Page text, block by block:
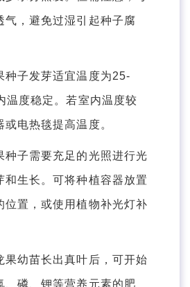
气，避免过湿引起种子腐
子发芽适宜温度为25-
度稳定。若室内温度较
电热毯提高温度。
子需要充足的光照进行光
和生长。可将种植容器放置
位置，或使用植物补光灯补
幼苗长出真叶后，可开始
、磷、钾等营养元素的肥